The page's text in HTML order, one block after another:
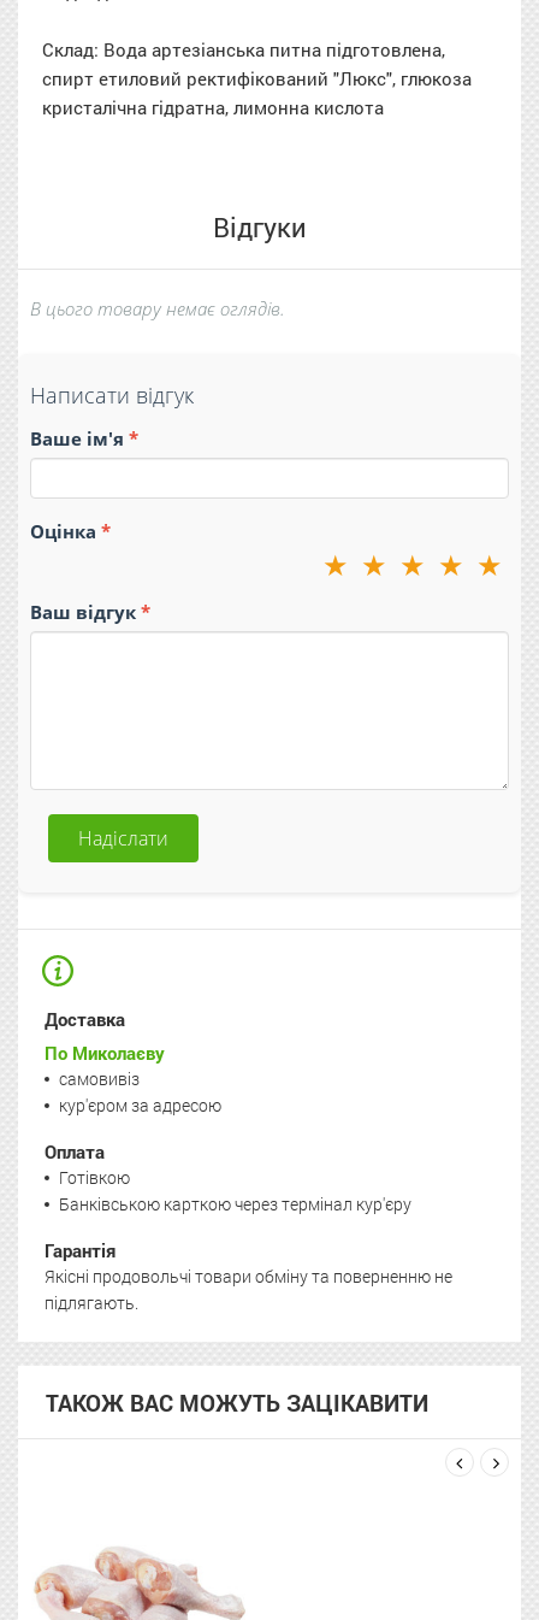
Склад: Вода артезіанська питна підготовлена,
спирт етиловий ректифікований "Люкс", глюкоза
кристалічна гідратна, лимонна кислота
Відгуки
В цього товару немає оглядів.
Написати відгук
Ваше ім'я
Оцінка
★
★
★
★
★
Ваш відгук
Надіслати
Доставка
По Миколаєву
самовивіз
кур'єром за адресою
Оплата
Готівкою
Банківською карткою через термінал кур'єру
Гарантія
Якісні продовольчі товари обміну та поверненню не
підлягають.
ТАКОЖ ВАС МОЖУТЬ ЗАЦІКАВИТИ
prev
next